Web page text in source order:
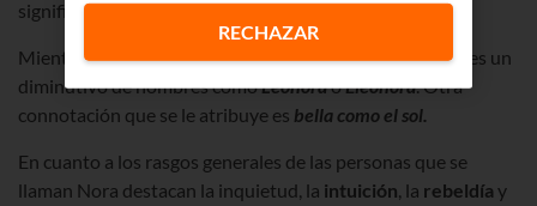
significaNoria.
Mientras que su origen francés indica que este nombre es un
diminutivo de nombres comoLeonoraoEleonora. Otra
connotación que se le atribuye es bella como el sol.
En cuanto a los rasgos generales de las personas que se
llaman Nora destacan la inquietud, la intuición, la rebeldía y
RECHAZAR